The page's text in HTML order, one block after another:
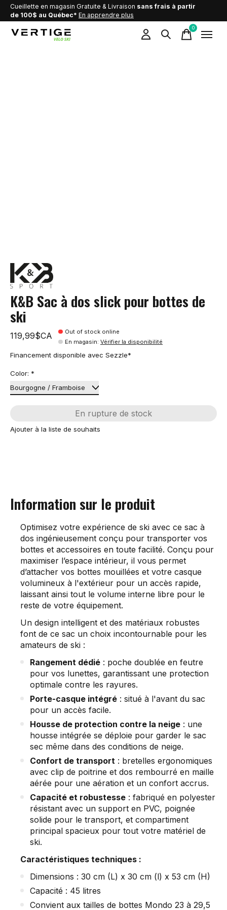
Cueillette en magasin Gratuite & Livraison sans frais à partir
de 100$ au Québec* En apprendre plus
0items
K&B Sac à dos slick pour bottes de
ski
119,99$CA
Out of stock online
En magasin:Vérifier la disponibilité
Financement disponible avec Sezzle*
Color: *
En rupture de stock
Ajouter à la liste de souhaits
Information sur le produit
Optimisez votre expérience de ski avec ce sac à
dos ingénieusement conçu pour transporter vos
bottes et accessoires en toute facilité. Conçu pour
maximiser l’espace intérieur, il vous permet
d’attacher vos bottes mouillées et votre casque
volumineux à l'extérieur pour un accès rapide,
laissant ainsi tout le volume interne libre pour le
reste de votre équipement.
Un design intelligent et des matériaux robustes
font de ce sac un choix incontournable pour les
amateurs de ski :
Rangement dédié : poche doublée en feutre
pour vos lunettes, garantissant une protection
optimale contre les rayures.
Porte-casque intégré : situé à l'avant du sac
pour un accès facile.
Housse de protection contre la neige : une
housse intégrée se déploie pour garder le sac
sec même dans des conditions de neige.
Confort de transport : bretelles ergonomiques
avec clip de poitrine et dos rembourré en maille
aérée pour une aération et un confort accrus.
Capacité et robustesse : fabriqué en polyester
résistant avec un support en PVC, poignée
solide pour le transport, et compartiment
principal spacieux pour tout votre matériel de
ski.
Caractéristiques techniques :
Dimensions : 30 cm (L) x 30 cm (l) x 53 cm (H)
Capacité : 45 litres
Convient aux tailles de bottes Mondo 23 à 29,5